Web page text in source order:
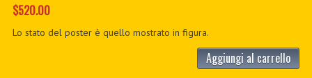
$520.00
Lo stato del poster è quello mostrato in figura.
Aggiungi al carrello